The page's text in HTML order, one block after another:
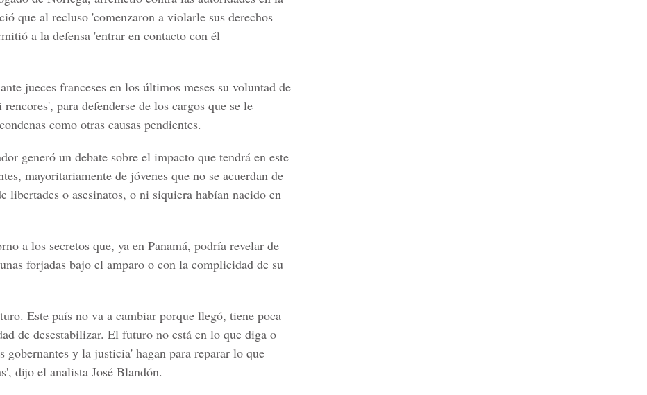
que al recluso 'comenzaron a violarle sus derechos
a la defensa 'entrar en contacto con él
jueces franceses en los últimos meses su voluntad de
para defenderse de los cargos que se le
como otras causas pendientes.
generó un debate sobre el impacto que tendrá en este
mayoritariamente de jóvenes que no se acuerdan de
libertades o asesinatos, o ni siquiera habían nacido en
a los secretos que, ya en Panamá, podría revelar de
forjadas bajo el amparo o con la complicidad de su
Este país no va a cambiar porque llegó, tiene poca
de desestabilizar. El futuro no está en lo que diga o
gobernantes y la justicia' hagan para reparar lo que
dijo el analista José Blandón.